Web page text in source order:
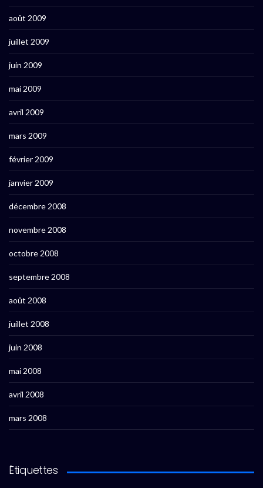
août 2009
juillet 2009
juin 2009
mai 2009
avril 2009
mars 2009
février 2009
janvier 2009
décembre 2008
novembre 2008
octobre 2008
septembre 2008
août 2008
juillet 2008
juin 2008
mai 2008
avril 2008
mars 2008
Étiquettes